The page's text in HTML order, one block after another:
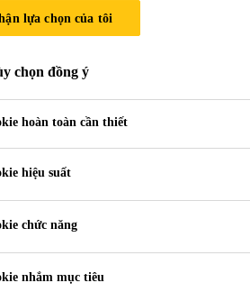
các tấm sandwich
phản ứng, được thiết kế
ẩm trong không khí. SikaMelt®-677
quy định bởi Tổ chức Hàng hải Quốc tế (IMO).
lựa chọn của tôi
chọn đồng ý
hoàn toàn cần thiết
hiệu suất
chức năng
nhắm mục tiêu